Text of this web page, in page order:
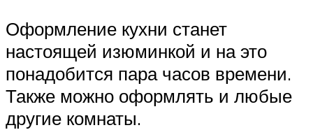
Оформление кухни станет
настоящей изюминкой и на это
понадобится пара часов времени.
Также можно оформлять и любые
другие комнаты.